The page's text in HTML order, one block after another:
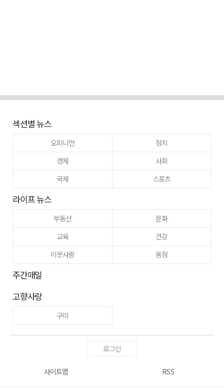
섹션별 뉴스
오피니언
정치
경제
사회
국제
스포츠
라이프 뉴스
부동산
문화
교육
건강
이웃사랑
동정
주간매일
고향사랑
구미
로그인
사이트맵 RSS